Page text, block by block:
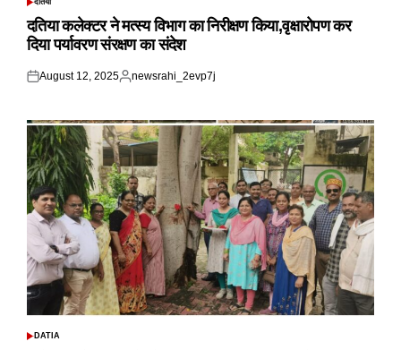
POSTED
दतिया
दतिया कलेक्टर ने मत्स्य विभाग का निरीक्षण किया,वृक्षारोपण कर
दिया पर्यावरण संरक्षण का संदेश
Posted
August 12, 2025
Posted
newsrahi_2evp7j
POSTED
DATIA